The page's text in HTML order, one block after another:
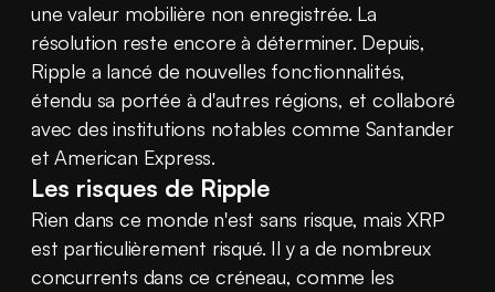
une valeur mobilière non enregistrée. La
résolution reste encore à déterminer. Depuis,
Ripple a lancé de nouvelles fonctionnalités,
étendu sa portée à d'autres régions, et collaboré
avec des institutions notables comme Santander
et American Express.
Les risques de Ripple
Rien dans ce monde n'est sans risque, mais XRP
est particulièrement risqué. Il y a de nombreux
concurrents dans ce créneau, comme les